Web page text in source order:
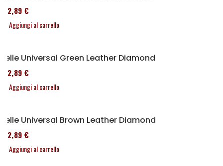
152,89 €
Aggiungi al carrello
Selle Universal Green Leather Diamond
152,89 €
Aggiungi al carrello
Selle Universal Brown Leather Diamond
152,89 €
Aggiungi al carrello